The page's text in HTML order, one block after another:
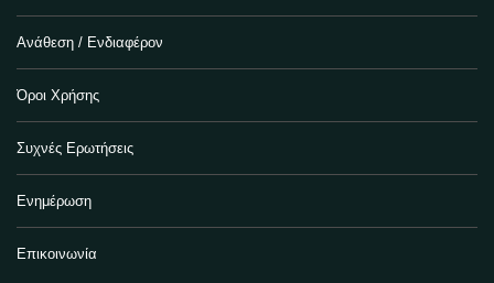
Ανάθεση / Ενδιαφέρον
Όροι Χρήσης
Συχνές Ερωτήσεις
Ενημέρωση
Επικοινωνία